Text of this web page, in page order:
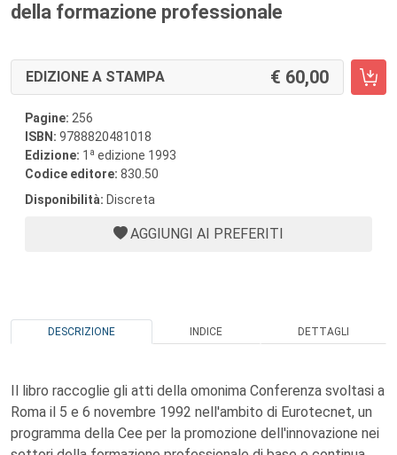
della formazione professionale
EDIZIONE A STAMPA 60,00
Pagine: 256
ISBN: 9788820481018
Edizione: 1 a edizione 1993
Codice editore: 830.50
Disponibilità: Discreta
AGGIUNGI AI PREFERITI
DESCRIZIONE INDICE DETTAGLI
Il libro raccoglie gli atti della omonima Conferenza svoltasi a
Roma il 5 e 6 novembre 1992 nell'ambito di Eurotecnet, un
programma della Cee per la promozione dell'innovazione nei